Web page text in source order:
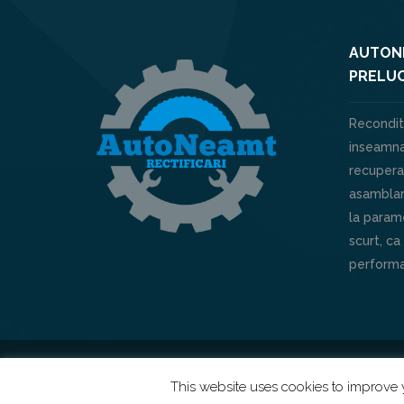
la
scurt, ca
This website uses cookies to